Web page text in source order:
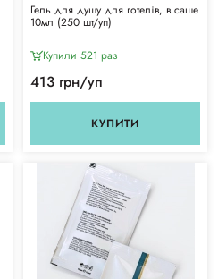
Гель для душу для готелів, в саше
10мл (250 шт/уп)
Купили 521 раз
413 грн/уп
КУПИТИ